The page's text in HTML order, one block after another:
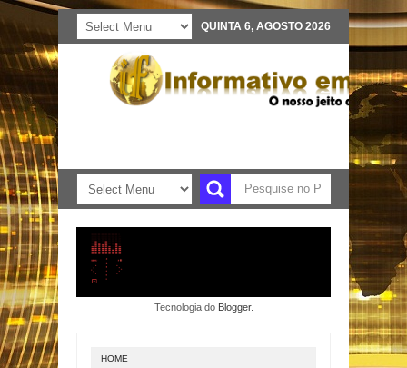
QUINTA 6, AGOSTO 2026
Tecnologia do Blogger.
HOME